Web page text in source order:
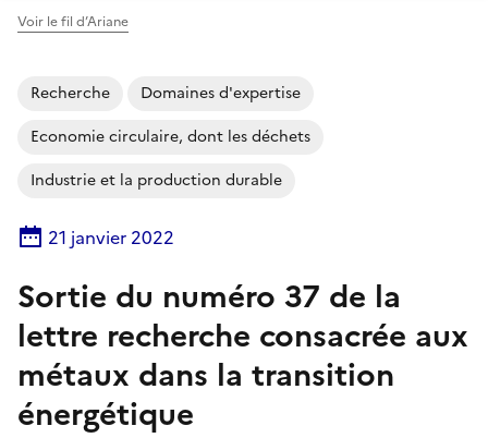
Voir le fil d’Ariane
Recherche
Domaines d'expertise
Economie circulaire, dont les déchets
Industrie et la production durable
21 janvier 2022
Sortie du numéro 37 de la
lettre recherche consacrée aux
métaux dans la transition
énergétique